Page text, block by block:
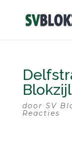
door SV
Reacties